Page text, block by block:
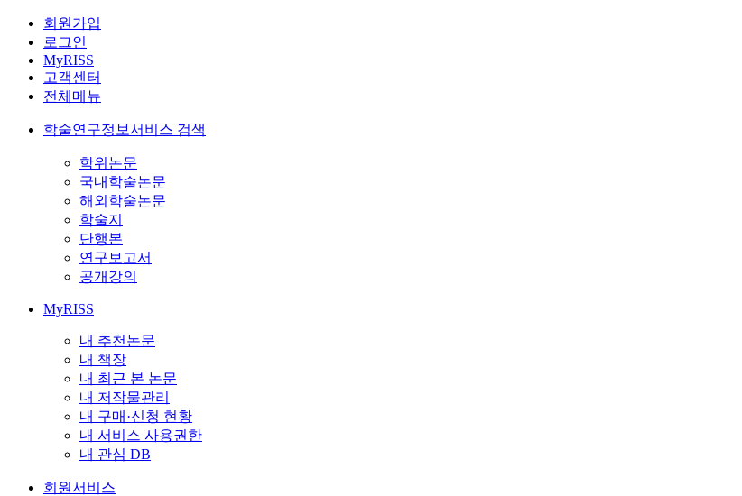
회원가입
로그인
MyRISS
고객센터
전체메뉴
학술연구정보서비스 검색
학위논문
국내학술논문
해외학술논문
학술지
단행본
연구보고서
공개강의
MyRISS
내 추천논문
내 책장
내 최근 본 논문
내 저작물관리
내 구매·신청 현황
내 서비스 사용권한
내 관심 DB
회원서비스